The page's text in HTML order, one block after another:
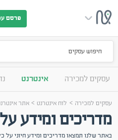
פרסם
חיפוש עסקים
עסקים למכירה אינטרנט
עסקים למכירה > לוח אינטרנט >אתר
מדריכים ומידע
באתר שלנו תמצאו מדריכים ומידע חיוני על